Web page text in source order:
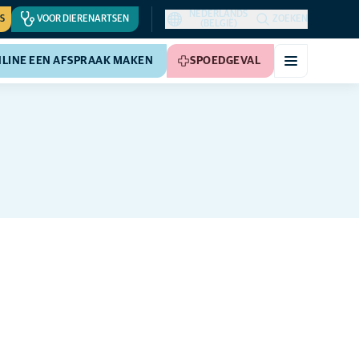
VOOR DIERENARTSEN
NEDERLANDS
(BELGIË)
ZOEKEN
EEN AFSPRAAK MAKEN SPOEDGEVAL